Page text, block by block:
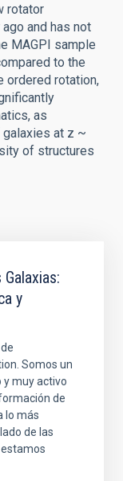
rotator
and has not
MAGPI sample
to the
ordered rotation,
as
galaxies at z ~
of structures
y
Somos un
y muy activo
de
lo más
de las